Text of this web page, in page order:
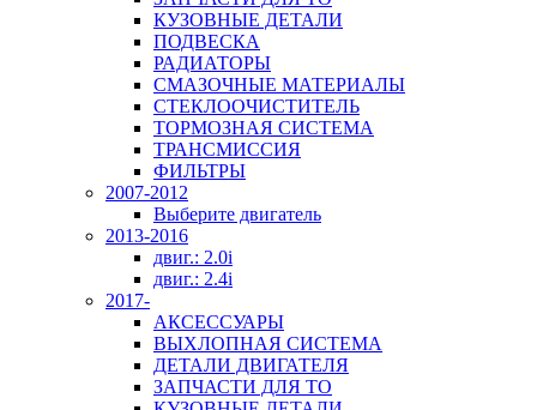
КУЗОВНЫЕ ДЕТАЛИ
ПОДВЕСКА
РАДИАТОРЫ
СМАЗОЧНЫЕ МАТЕРИАЛЫ
СТЕКЛООЧИСТИТЕЛЬ
ТОРМОЗНАЯ СИСТЕМА
ТРАНСМИССИЯ
ФИЛЬТРЫ
2007-2012
Выберите двигатель
2013-2016
двиг.: 2.0i
двиг.: 2.4i
2017-
АКСЕССУАРЫ
ВЫХЛОПНАЯ СИСТЕМА
ДЕТАЛИ ДВИГАТЕЛЯ
ЗАПЧАСТИ ДЛЯ ТО